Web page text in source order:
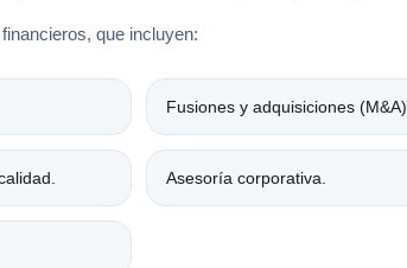
que incluyen:
Fusiones y adquisiciones (M&A).
Asesoría corporativa.